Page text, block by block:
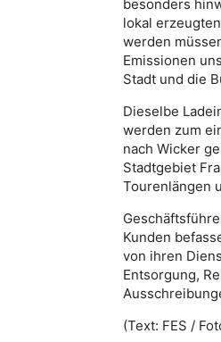
besonders
lokal
werden
Emissionen
Stadt und die
Dieselbe
werden zum
nach Wicker
Stadtgebiet
Tourenlängen
Kunden
von ihren
Entsorgung,
(Text: FES /